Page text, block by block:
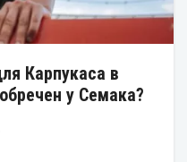
Карпукаса в
у Семака?